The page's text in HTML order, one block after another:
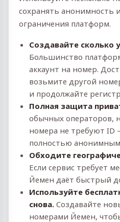
сохранять анонимность
ограничения платформ.
Создавайте сколько
Большинство
аккаунт на номер.
возьмите другой
и продолжайте
Полная защита
обычных операторов,
номера не требуют ID
полностью
Обходите
Если сервис требует
Йемен даёт быстрый
Используйте
снова. Создавайте
номерами Йемен,